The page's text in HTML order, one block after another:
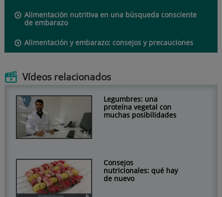
Alimentación nutritiva en una búsqueda consciente
de embarazo
Alimentación y embarazo: consejos y precauciones
Vídeos relacionados
Legumbres: una
proteína vegetal con
muchas posibilidades
Consejos
nutricionales: qué hay
de nuevo